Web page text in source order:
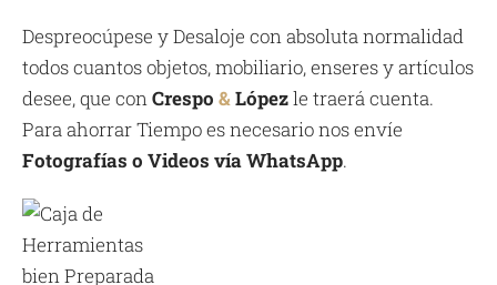
Despreocúpese y Desaloje con absoluta normalidad
todos cuantos objetos, mobiliario, enseres y artículos
desee, que conCrespo &Lópezle traerá cuenta.
Para ahorrar Tiempo es necesario nos envíe
Fotografías o Videos vía WhatsApp.